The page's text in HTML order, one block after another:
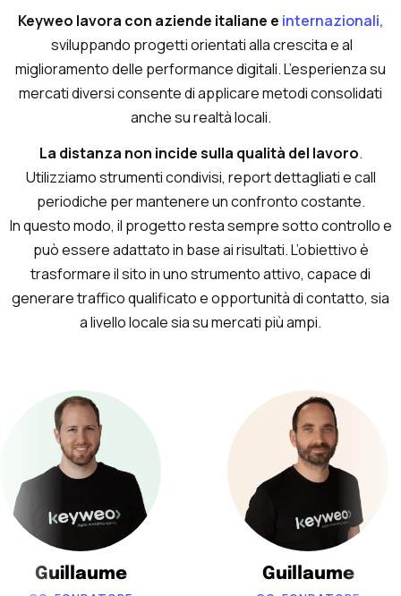
Keyweo lavora con aziende italiane e internazionali,
sviluppando progetti orientati alla crescita e al
miglioramento delle performance digitali. L’esperienza su
mercati diversi consente di applicare metodi consolidati
anche su realtà locali.
La distanza non incide sulla qualità del lavoro.
Utilizziamo strumenti condivisi, report dettagliati e call
periodiche per mantenere un confronto costante.
In questo modo, il progetto resta sempre sotto controllo e
può essere adattato in base ai risultati. L’obiettivo è
trasformare il sito in uno strumento attivo, capace di
generare traffico qualificato e opportunità di contatto, sia
a livello locale sia su mercati più ampi.
Guillaume Guillaume